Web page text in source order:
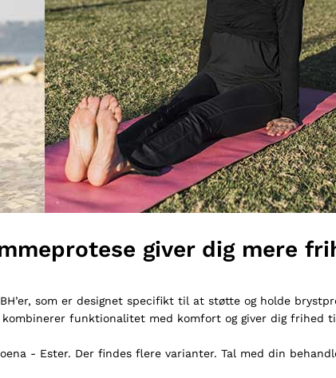
giver dig mere
som er designet specifikt til at støtte og holde
kombinerer funktionalitet med komfort og giver dig frihed
- Ester. Der findes flere varianter. Tal med din